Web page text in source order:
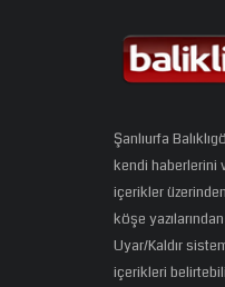
Şanlıurfa
kendi haberlerini
içerikler
köşe
Uyar/Kaldır
içerikleri